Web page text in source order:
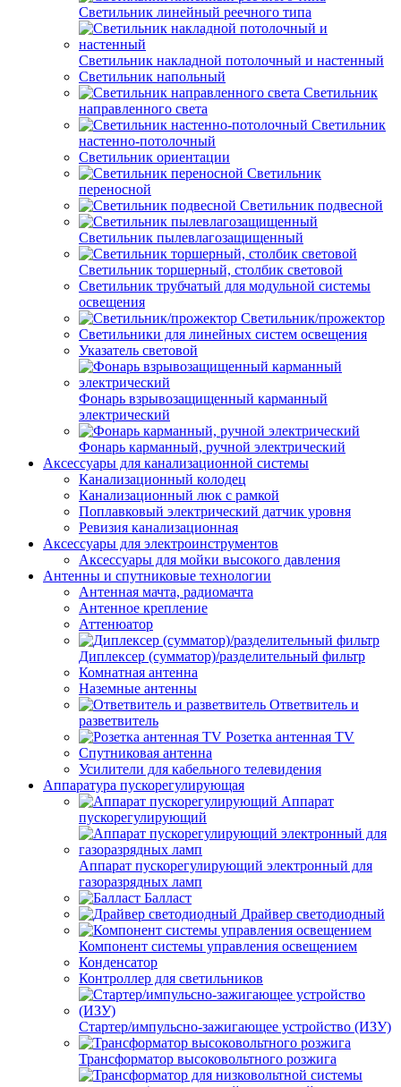
Светильник линейный реечного типа
Светильник накладной потолочный и настенный
Светильник напольный
Светильник
направленного света
Светильник
настенно-потолочный
Светильник ориентации
Светильник
переносной
Светильник подвесной
Светильник пылевлагозащищенный
Светильник торшерный, столбик световой
Светильник трубчатый для модульной системы
освещения
Светильник/прожектор
Светильники для линейных систем освещения
Указатель световой
Фонарь взрывозащищенный карманный
электрический
Фонарь карманный, ручной электрический
Аксессуары для канализационной системы
Канализационный колодец
Канализационный люк с рамкой
Поплавковый электрический датчик уровня
Ревизия канализационная
Аксессуары для электроинструментов
Аксессуары для мойки высокого давления
Антенны и спутниковые технологии
Антенная мачта, радиомачта
Антенное крепление
Аттенюатор
Диплексер (сумматор)/разделительный фильтр
Комнатная антенна
Наземные антенны
Ответвитель и
разветвитель
Розетка антенная TV
Спутниковая антенна
Усилители для кабельного телевидения
Аппаратура пускорегулирующая
Аппарат
пускорегулирующий
Аппарат пускорегулирующий электронный для
газоразрядных ламп
Балласт
Драйвер светодиодный
Компонент системы управления освещением
Конденсатор
Контроллер для светильников
Стартер/импульсно-зажигающее устройство (ИЗУ)
Трансформатор высоковольтного розжига